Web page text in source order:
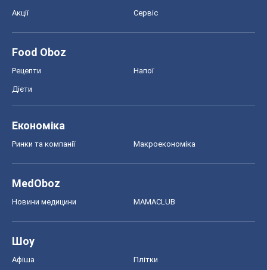
Акції Сервіс
Food Oboz
Рецепти Напої
Дієти
Економіка
Ринки та компанії Макроекономіка
MedOboz
Новини медицини MAMACLUB
Шоу
Афіша Плітки